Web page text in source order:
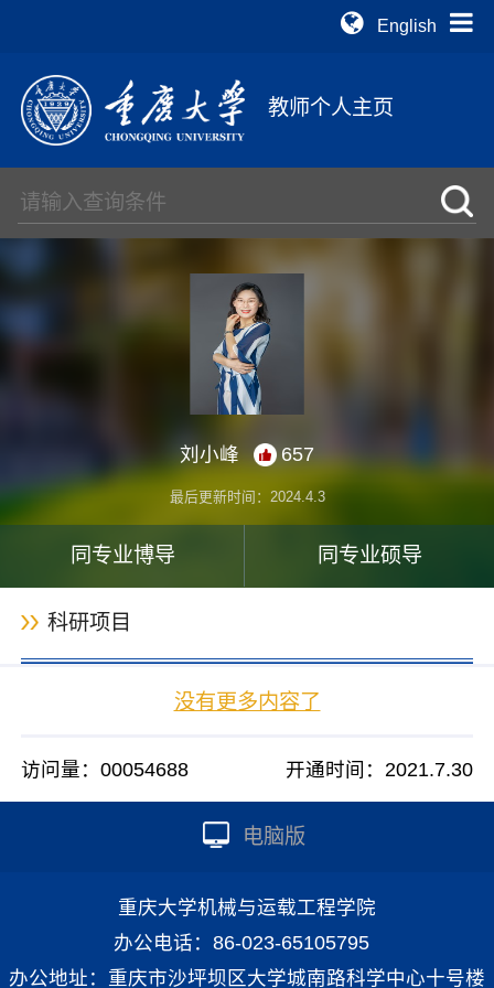
English
教师个人主页
刘小峰 657
最后更新时间： 2024.4.3
同专业博导 同专业硕导
科研项目
没有更多内容了
访问量：00054688 开通时间： 2021.7.30
电脑版
重庆大学机械与运载工程学院
办公电话：86-023-65105795
办公地址：重庆市沙坪坝区大学城南路科学中心十号楼